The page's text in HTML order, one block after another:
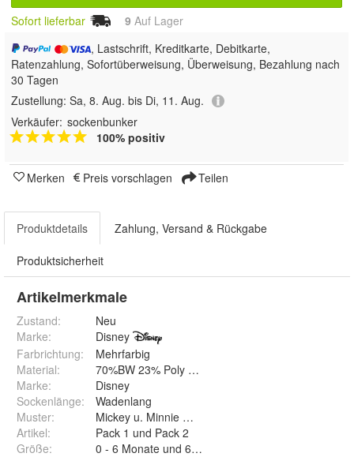
Sofort lieferbar 9 Auf Lager
, Lastschrift, Kreditkarte, Debitkarte,
Ratenzahlung, Sofortüberweisung, Überweisung, Bezahlung nach
30 Tagen
Zustellung: Sa, 8. Aug. bis Di, 11. Aug.
Verkäufer: sockenbunker
100% positiv
Merken Preis vorschlagen Teilen
Produktdetails Zahlung, Versand & Rückgabe
Produktsicherheit
Artikelmerkmale
Zustand:
Neu
Marke:
Disney
Farbrichtung:
Mehrfarbig
Material:
70%BW 23% Poly 5%Poly 2% Ela
Marke:
Disney
Sockenlänge:
Wadenlang
Muster:
Mickey u. Minnie Mouse
Artikel:
Pack 1 und Pack 2
Größe: 0 - 6 Monate und 6 - 12 Monate